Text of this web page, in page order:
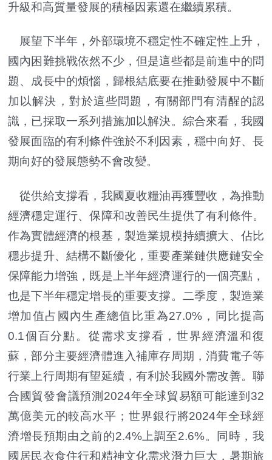
升級和高質量發展的積極因素還在繼續累積。
展望下半年，外部環境不穩定性不確定性上升，
國內困難挑戰依然不少，但是這些都是前進中的問
題、成長中的煩惱，歸根結底要在推動發展中不斷
加以解決，對於這些問題，有關部門有清醒的認
識，已採取一系列措施加以解決。綜合來看，我國
發展面臨的有利條件強於不利因素，穩中向好、長
期向好的發展態勢不會改變。
從供給支撐看，我國夏收糧油再獲豐收，為推動
經濟穩定運行、保障和改善民生提供了有利條件。
作為實體經濟的根基，製造業規模持續擴大、佔比
穩步提升、結構不斷優化，重要產業鏈供應鏈安全
保障能力增強，既是上半年經濟運行的一個亮點，
也是下半年穩定增長的重要支撐。二季度，製造業
增加值占國內生產總值比重為27.0%，同比提高
0.1個百分點。從需求支撐看，世界經濟溫和復
蘇，部分主要經濟體進入補庫存周期，消費電子等
行業上行周期有望延續，有利於我國外需改善。聯
合國貿發會議預測2024年全球貿易額可能達到32
萬億美元的較高水平；世界銀行將2024年全球經
濟增長預期由之前的2.4%上調至2.6%。同時，我
國居民衣食住行和精神文化需求潛力巨大，暑期旅